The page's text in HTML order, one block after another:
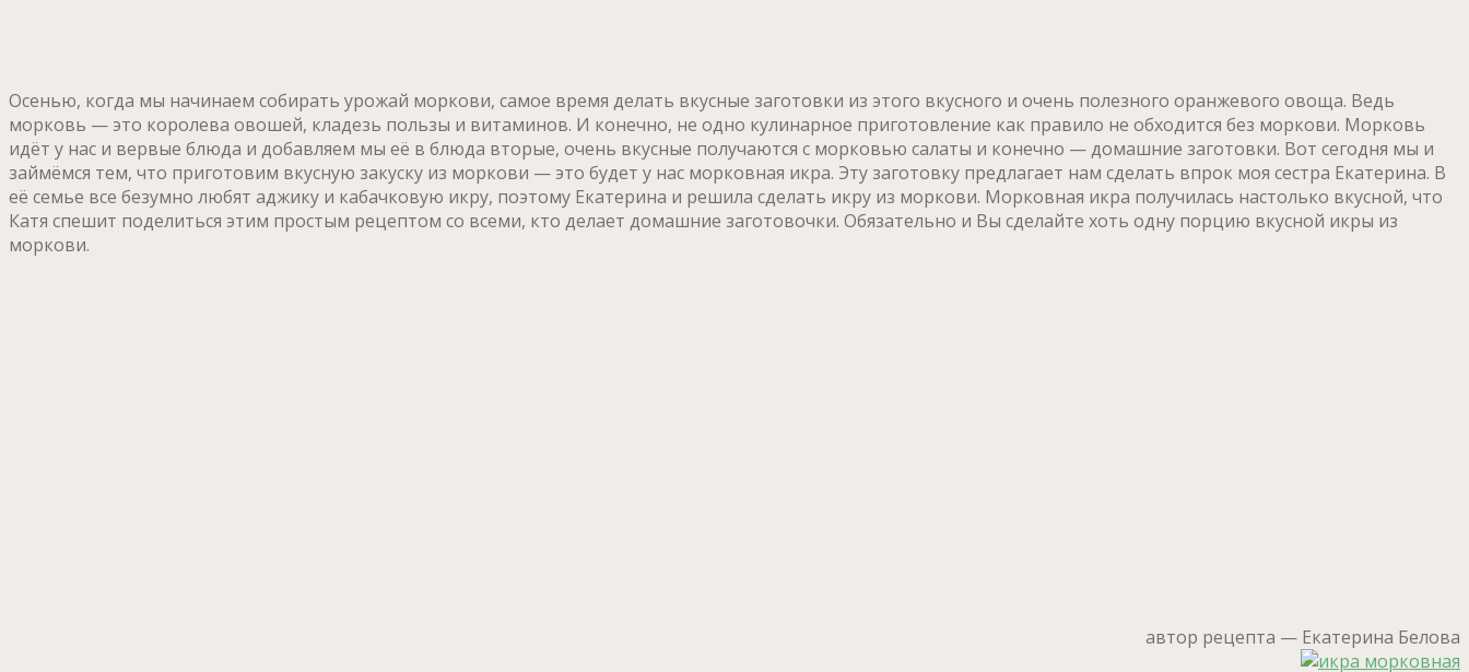
Осенью, когда мы начинаем собирать урожай моркови, самое время делать вкусные заготовки из этого вкусного и очень полезного оранжевого овоща. Ведь
морковь — это королева овошей, кладезь пользы и витаминов. И конечно, не одно кулинарное приготовление как правило не обходится без моркови. Морковь
идёт у нас и вервые блюда и добавляем мы её в блюда вторые, очень вкусные получаются с морковью салаты и конечно — домашние заготовки. Вот сегодня мы и
займёмся тем, что приготовим вкусную закуску из моркови — это будет у нас морковная икра. Эту заготовку предлагает нам сделать впрок моя сестра Екатерина. В
её семье все безумно любят аджику и кабачковую икру, поэтому Екатерина и решила сделать икру из моркови. Морковная икра получилась настолько вкусной, что
Катя спешит поделиться этим простым рецептом со всеми, кто делает домашние заготовочки. Обязательно и Вы сделайте хоть одну порцию вкусной икры из
моркови.
автор рецепта — Екатерина Белова